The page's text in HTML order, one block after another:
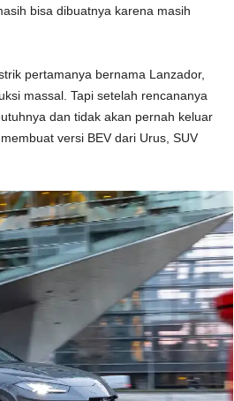
bisa dibuatnya karena masih
pertamanya bernama Lanzador,
massal. Tapi setelah rencananya
dan tidak akan pernah keluar
versi BEV dari Urus, SUV